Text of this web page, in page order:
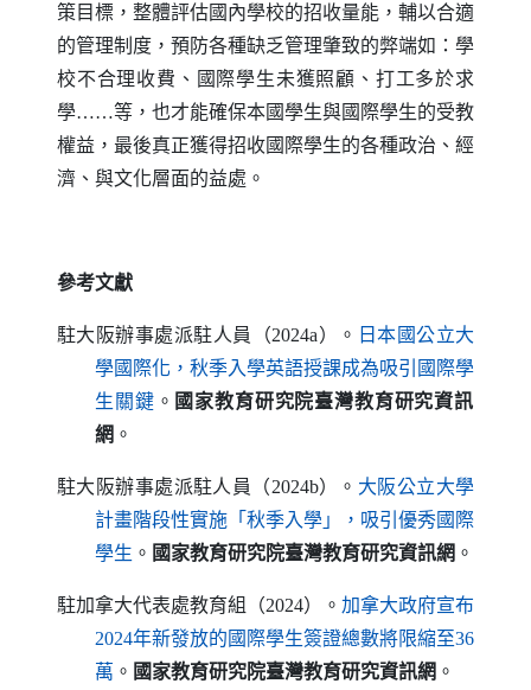
策目標，整體評估國內學校的招收量能，輔以合適
的管理制度，預防各種缺乏管理肇致的弊端如：學
校不合理收費、國際學生未獲照顧、打工多於求
學……等，也才能確保本國學生與國際學生的受教
權益，最後真正獲得招收國際學生的各種政治、經
濟、與文化層面的益處。
參考文獻
駐大阪辦事處派駐人員（2024a）。 日本國公立大
學國際化，秋季入學英語授課成為吸引國際學
生關鍵
（另開新視窗）
。 國家教育研究院臺灣教育研究資訊
網 。
駐大阪辦事處派駐人員（2024b）。 大阪公立大學
計畫階段性實施「秋季入學」，吸引優秀國際
學生
（另開新視窗）
。 國家教育研究院臺灣教育研究資訊網 。
駐加拿大代表處教育組（2024）。 加拿大政府宣布
2024年新發放的國際學生簽證總數將限縮至36
萬
（另開新視窗）
。 國家教育研究院臺灣教育研究資訊網 。